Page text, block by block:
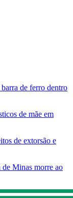
de ferro dentro
de mãe em
de extorsão e
de Minas morre ao